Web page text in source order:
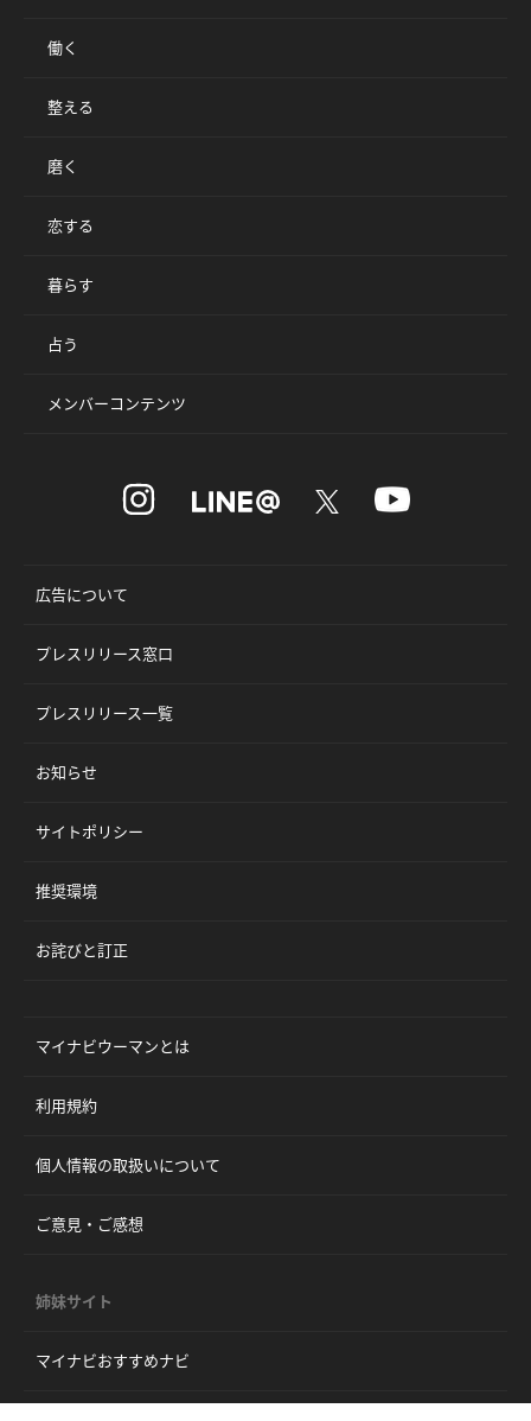
働く
整える
磨く
恋する
暮らす
占う
メンバーコンテンツ
広告について
プレスリリース窓口
プレスリリース一覧
お知らせ
サイトポリシー
推奨環境
お詫びと訂正
マイナビウーマンとは
利用規約
個人情報の取扱いについて
ご意見・ご感想
姉妹サイト
マイナビおすすめナビ